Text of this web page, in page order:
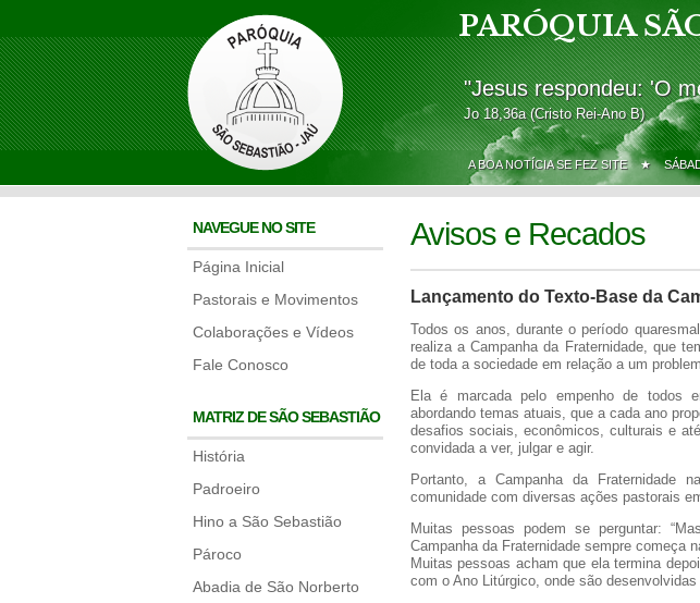
PARÓQUIA
"Jesus respondeu: 'O
Jo 18,36a (Cristo Rei-Ano B)
A BOA NOTÍCIA SE FEZ SITE ★
NAVEGUE NO SITE
Página Inicial
Pastorais e Movimentos
Colaborações e Vídeos
Fale Conosco
MATRIZ DE SÃO SEBASTIÃO
História
Padroeiro
Hino a São Sebastião
Pároco
Abadia de São Norberto
Avisos e Recados
Lançamento do Texto-Base da
Todos os anos, durante o período
realiza a Campanha da Fraternidade, que
de toda a sociedade em relação a um
Ela é marcada pelo empenho de todos
abordando temas atuais, que a cada ano
desafios sociais, econômicos, culturais e
convidada a ver, julgar e agir.
Portanto, a Campanha da Fraternidade
comunidade com diversas ações pastorais
Muitas pessoas podem se perguntar:
Campanha da Fraternidade sempre começa
Muitas pessoas acham que ela termina
com o Ano Litúrgico, onde são